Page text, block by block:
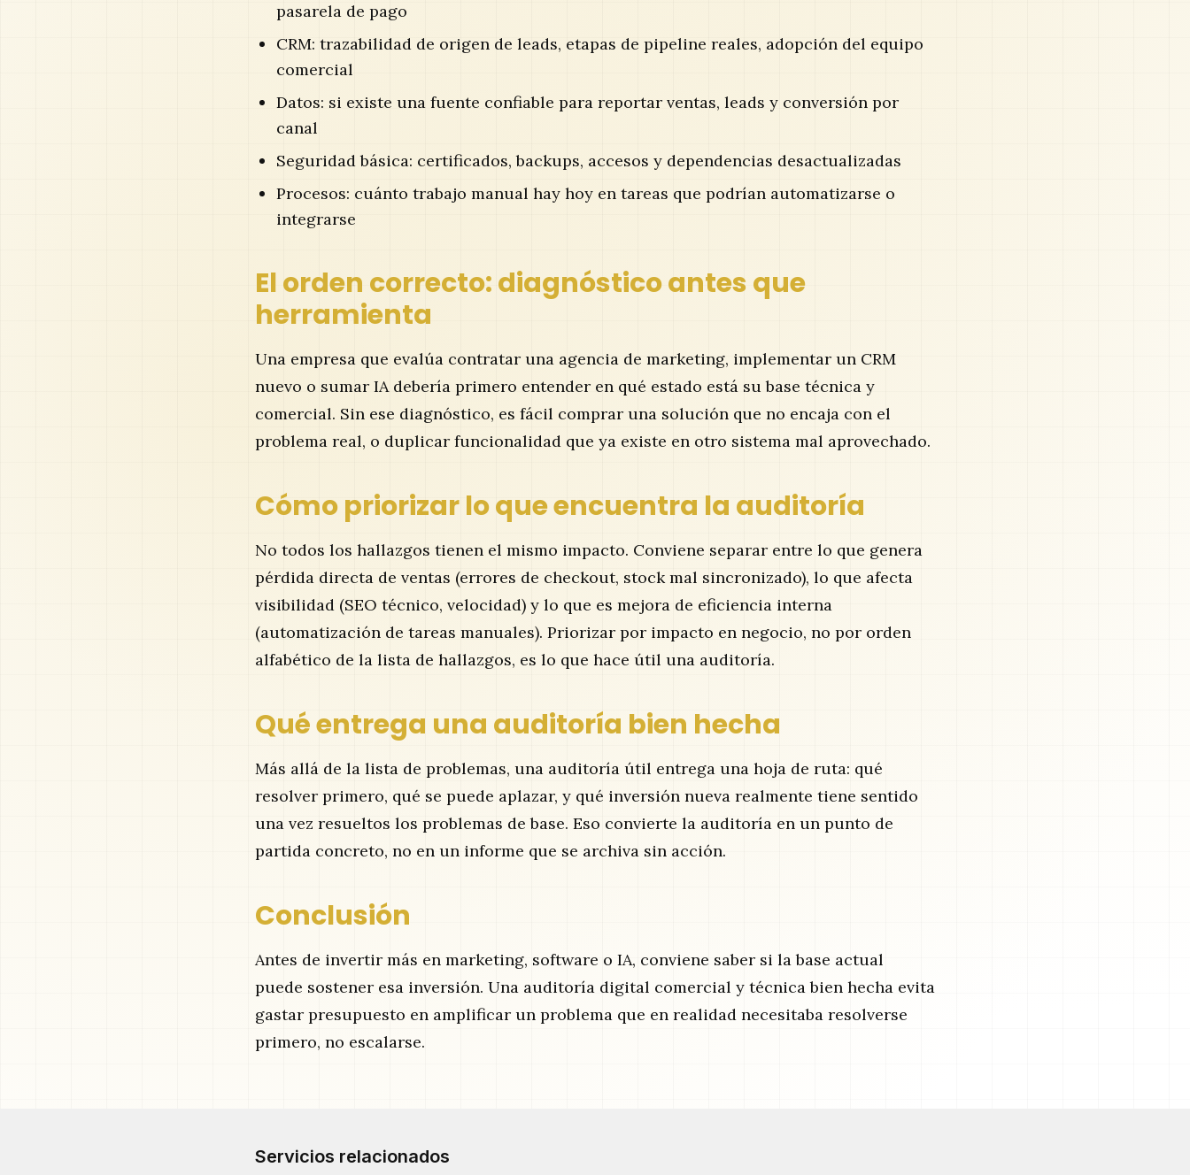
pasarela de pago
CRM: trazabilidad de origen de leads, etapas de pipeline reales, adopción del equipo
comercial
Datos: si existe una fuente confiable para reportar ventas, leads y conversión por
canal
Seguridad básica: certificados, backups, accesos y dependencias desactualizadas
Procesos: cuánto trabajo manual hay hoy en tareas que podrían automatizarse o
integrarse
El orden correcto: diagnóstico antes que
herramienta
Una empresa que evalúa contratar una agencia de marketing, implementar un CRM
nuevo o sumar IA debería primero entender en qué estado está su base técnica y
comercial. Sin ese diagnóstico, es fácil comprar una solución que no encaja con el
problema real, o duplicar funcionalidad que ya existe en otro sistema mal aprovechado.
Cómo priorizar lo que encuentra la auditoría
No todos los hallazgos tienen el mismo impacto. Conviene separar entre lo que genera
pérdida directa de ventas (errores de checkout, stock mal sincronizado), lo que afecta
visibilidad (SEO técnico, velocidad) y lo que es mejora de eficiencia interna
(automatización de tareas manuales). Priorizar por impacto en negocio, no por orden
alfabético de la lista de hallazgos, es lo que hace útil una auditoría.
Qué entrega una auditoría bien hecha
Más allá de la lista de problemas, una auditoría útil entrega una hoja de ruta: qué
resolver primero, qué se puede aplazar, y qué inversión nueva realmente tiene sentido
una vez resueltos los problemas de base. Eso convierte la auditoría en un punto de
partida concreto, no en un informe que se archiva sin acción.
Conclusión
Antes de invertir más en marketing, software o IA, conviene saber si la base actual
puede sostener esa inversión. Una auditoría digital comercial y técnica bien hecha evita
gastar presupuesto en amplificar un problema que en realidad necesitaba resolverse
primero, no escalarse.
Servicios relacionados